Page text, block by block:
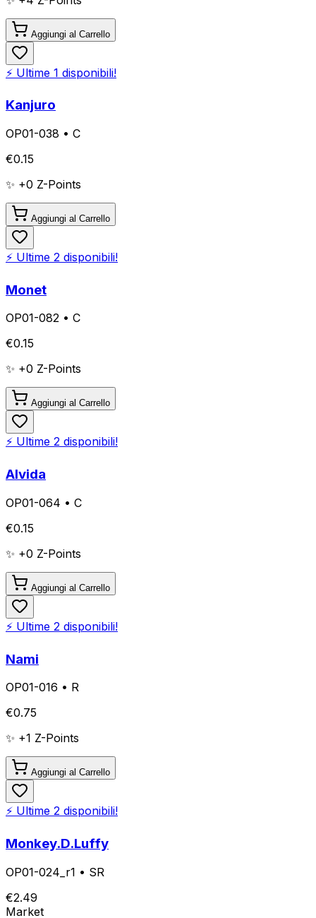
Aggiungi al Carrello
⚡ Ultime 1 disponibili!
Kanjuro
OP01-038 • C
€0.15
✨ +0 Z-Points
Aggiungi al Carrello
⚡ Ultime 2 disponibili!
Monet
OP01-082 • C
€0.15
✨ +0 Z-Points
Aggiungi al Carrello
⚡ Ultime 2 disponibili!
Alvida
OP01-064 • C
€0.15
✨ +0 Z-Points
Aggiungi al Carrello
⚡ Ultime 2 disponibili!
Nami
OP01-016 • R
€0.75
✨ +1 Z-Points
Aggiungi al Carrello
⚡ Ultime 2 disponibili!
Monkey.D.Luffy
OP01-024_r1 • SR
€2.49
Market